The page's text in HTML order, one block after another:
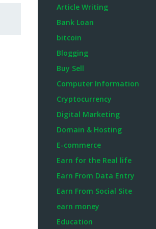
Article Writing
Bank Loan
bitcoin
Blogging
Buy Sell
Computer Information
Cryptocurrency
Digital Marketing
Domain & Hosting
E-commerce
Earn for the Real life
Earn From Data Entry
Earn From Social Site
earn money
Education